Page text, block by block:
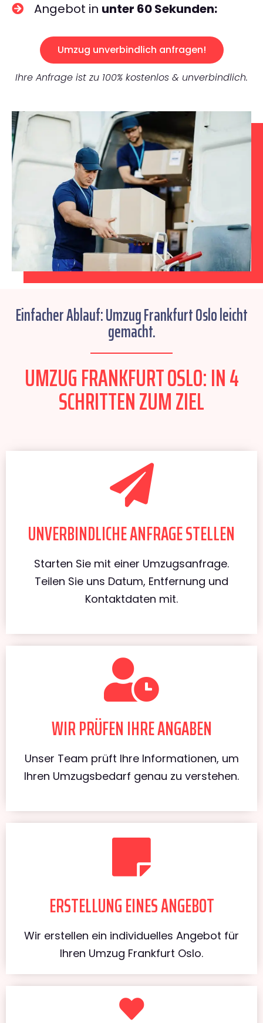
Angebot in unter 60 Sekunden:
Umzug unverbindlich anfragen!
Ihre Anfrage ist zu 100% kostenlos & unverbindlich.
Einfacher Ablauf: Umzug Frankfurt Oslo leicht
gemacht.
UMZUG FRANKFURT OSLO: IN 4
SCHRITTEN ZUM ZIEL
UNVERBINDLICHE ANFRAGE STELLEN
Starten Sie mit einer Umzugsanfrage.
Teilen Sie uns Datum, Entfernung und
Kontaktdaten mit.
WIR PRÜFEN IHRE ANGABEN
Unser Team prüft Ihre Informationen, um
Ihren Umzugsbedarf genau zu verstehen.
ERSTELLUNG EINES ANGEBOT
Wir erstellen ein individuelles Angebot für
Ihren Umzug Frankfurt Oslo.